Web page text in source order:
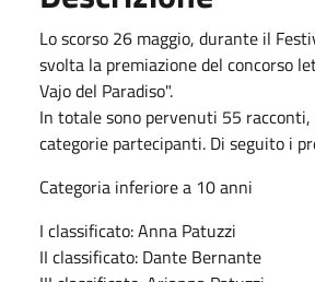
Lo scorso 26 maggio, durante il
svolta la premiazione del concorso
Vajo del Paradiso".
In totale sono pervenuti 55
categorie partecipanti. Di seguito i
Categoria inferiore a 10 anni
I classificato: Anna Patuzzi
II classificato: Dante Bernante